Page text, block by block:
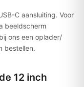
C aansluiting. Voor
beeldscherm
ons een oplader/
bestellen.
12 inch